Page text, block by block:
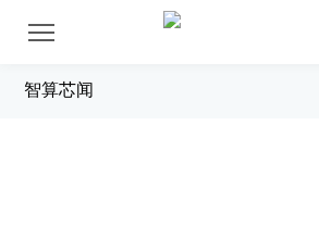
智算芯闻